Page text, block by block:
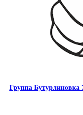
Группа Бутурлиновка